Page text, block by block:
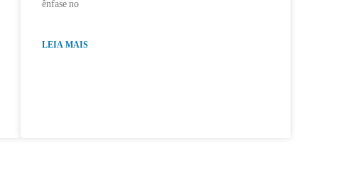
ênfase no
LEIA MAIS